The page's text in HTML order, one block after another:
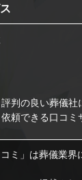
評判の良い葬儀社
依頼できる口コミ
コミ」は葬儀業